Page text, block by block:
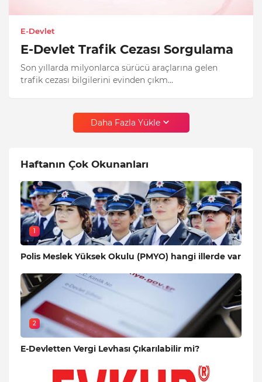
E-Devlet
E-Devlet Trafik Cezası Sorgulama
Son yıllarda milyonlarca sürücü araçlarına gelen
trafik cezası bilgilerini evinden çıkm…
Daha Fazla Yükle
Haftanın Çok Okunanları
1
Polis Meslek Yüksek Okulu (PMYO) hangi illerde var
2
E-Devletten Vergi Levhası Çıkarılabilir mi?